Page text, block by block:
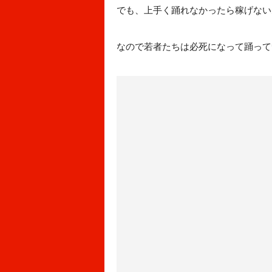
でも、上手く踊れなかったら稼げない
なので若者たちは必死になって踊って